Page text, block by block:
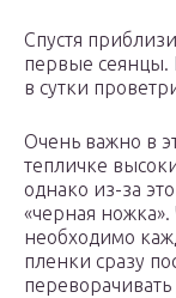
Спустя
первые сеянцы.
в сутки
Очень важно в
тепличке
однако из-за
«черная ножка».
необходимо
пленки сразу